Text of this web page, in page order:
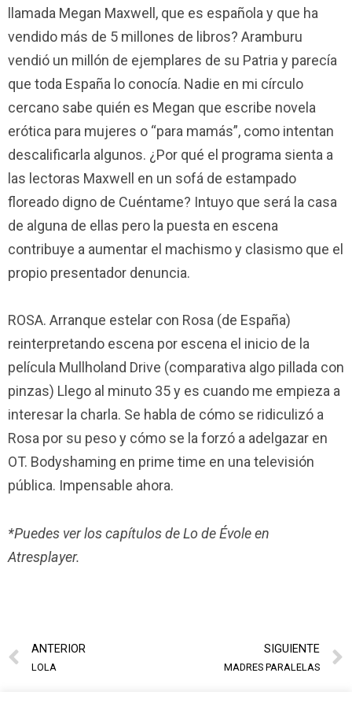
llamada Megan Maxwell, que es española y que ha
vendido más de 5 millones de libros? Aramburu
vendió un millón de ejemplares de su Patria y parecía
que toda España lo conocía. Nadie en mi círculo
cercano sabe quién es Megan que escribe novela
erótica para mujeres o “para mamás”, como intentan
descalificarla algunos. ¿Por qué el programa sienta a
las lectoras Maxwell en un sofá de estampado
floreado digno de Cuéntame? Intuyo que será la casa
de alguna de ellas pero la puesta en escena
contribuye a aumentar el machismo y clasismo que el
propio presentador denuncia.
ROSA. Arranque estelar con Rosa (de España)
reinterpretando escena por escena el inicio de la
película Mullholand Drive (comparativa algo pillada con
pinzas) Llego al minuto 35 y es cuando me empieza a
interesar la charla. Se habla de cómo se ridiculizó a
Rosa por su peso y cómo se la forzó a adelgazar en
OT. Bodyshaming en prime time en una televisión
pública. Impensable ahora.
*Puedes ver los capítulos de Lo de Évole en
Atresplayer.
ANTERIOR
LOLA
SIGUIENTE
MADRES PARALELAS